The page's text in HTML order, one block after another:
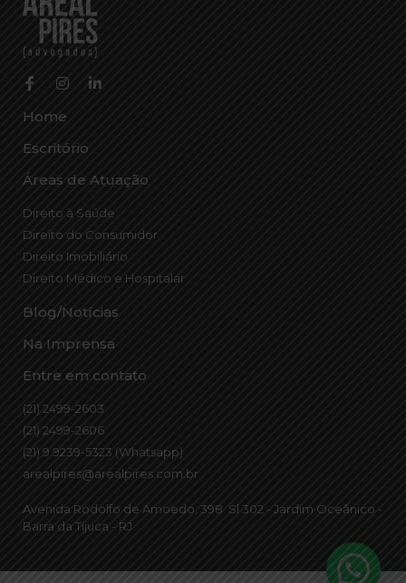
Home
Escritório
Áreas de Atuação
Direito à Saúde
Direito do Consumidor
Direito Imobiliário
Direito Médico e Hospitalar
Blog/Notícias
Na Imprensa
Entre em contato
(21) 2499-2603
(21) 2499-2606
(21) 9 9239-5323 (Whatsapp)
arealpires@arealpires.com.br
Avenida Rodolfo de Amoedo, 398. Sl 302 - Jardim Oceânico -
Barra da Tijuca - RJ